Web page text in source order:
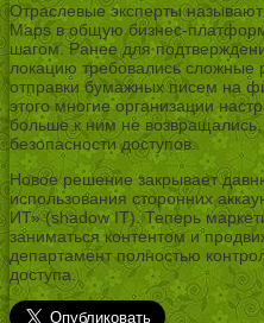
Отраслевые эксперты
Maps в общую бизнес-
шагом. Ранее для
локацию требовались сложные
отправки бумажных писем на
этого многие организации
больше к ним не
безопасности доступов.
Новое решение закрывает
использования сторонних
ИТ» (shadow IT). Теперь
заниматься контентом и
департамент полностью
доступа.